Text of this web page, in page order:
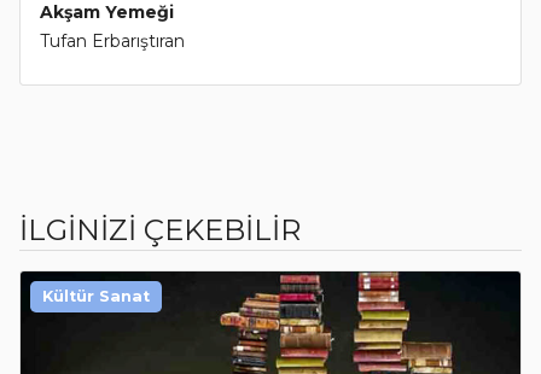
Akşam Yemeği
Tufan Erbarıştıran
İLGİNİZİ ÇEKEBİLİR
Kültür Sanat